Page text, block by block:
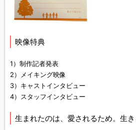
映像特典
1）制作記者発表
2）メイキング映像
3）キャストインタビュー
4）スタッフインタビュー
生まれたのは、愛されるため。生き